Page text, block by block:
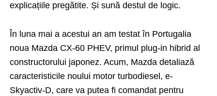
explicațiile pregătite. Și sună destul de logic.
În luna mai a acestui an am testat în Portugalia
noua Mazda CX-60 PHEV, primul plug-in hibrid al
constructorului japonez. Acum, Mazda detaliază
caracteristicile noului motor turbodiesel, e-
Skyactiv-D, care va putea fi comandat pentru